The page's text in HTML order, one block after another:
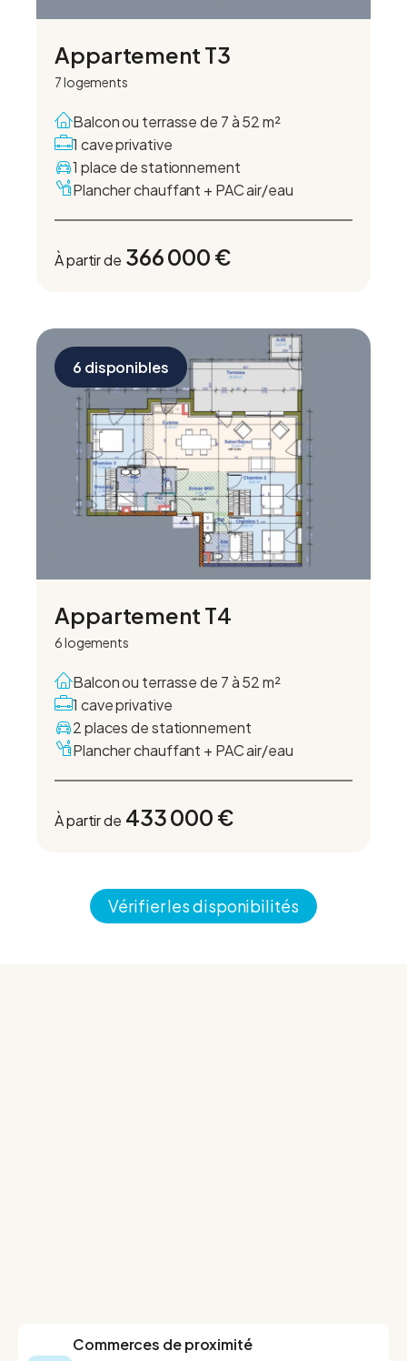
Appartement T3
7 logements
Balcon ou terrasse de 7 à 52 m²
1 cave privative
1 place de stationnement
Plancher chauffant + PAC air/eau
À partir de 366 000 €
6 disponibles
Appartement T4
6 logements
Balcon ou terrasse de 7 à 52 m²
1 cave privative
2 places de stationnement
Plancher chauffant + PAC air/eau
À partir de 433 000 €
Vérifier les disponibilités
Commerces de proximité